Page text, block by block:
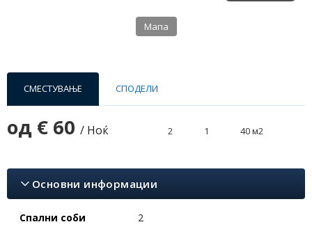
Мапа
СМЕСТУВАЊЕ СПОДЕЛИ
од € 60 / Ноќ 2 1 40 м2
Основни информации
Спални соби
2